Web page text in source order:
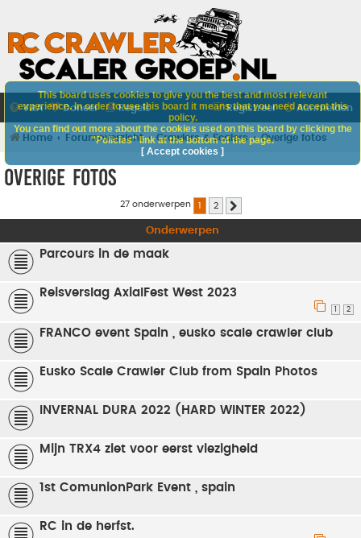
V&A Doneer Regels Aanmelden
Registreer
Home Forumoverzicht Crawlers & Scalers Overige fotos
Overige fotos
27 onderwerpen 2
Onderwerpen
Parcours in de maak
Reisverslag AxialFest West 2023
2
FRANCO event Spain , eusko scale crawler club
Eusko Scale Crawler Club from Spain Photos
INVERNAL DURA 2022 (HARD WINTER 2022)
Mijn TRX4 ziet voor eerst viezigheid
1st ComunionPark Event , spain
RC in de herfst.
This board uses cookies to give you the best and most relevant
experience. In order to use this board it means that you need accept this
policy.
You can find out more about the cookies used on this board by clicking the
"Policies" link at the bottom of the page.
[ Accept cookies ]